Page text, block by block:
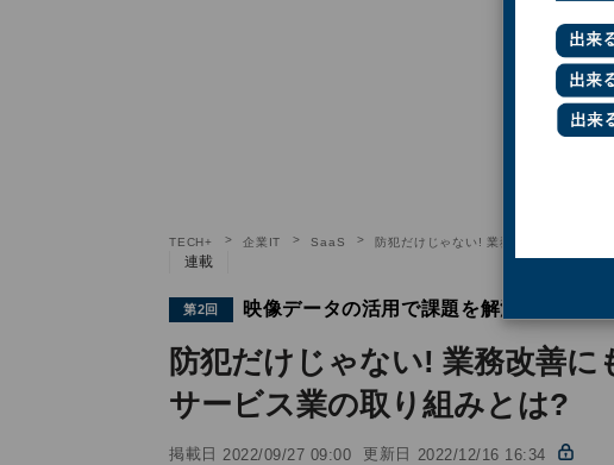
TECH+ 企業IT SaaS 防犯だけじゃない! 業務改善にも録画映
連載
第2回 映像データの活用で課題を解決! 事例に学
防犯だけじゃない! 業務改善に
サービス業の取り組みとは?
掲載日 2022/09/27 09:00 更新日 2022/12/16 16:34